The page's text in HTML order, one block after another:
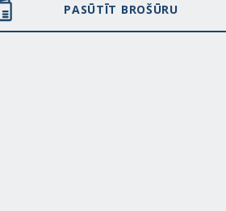
PASŪTĪT BROŠŪRU